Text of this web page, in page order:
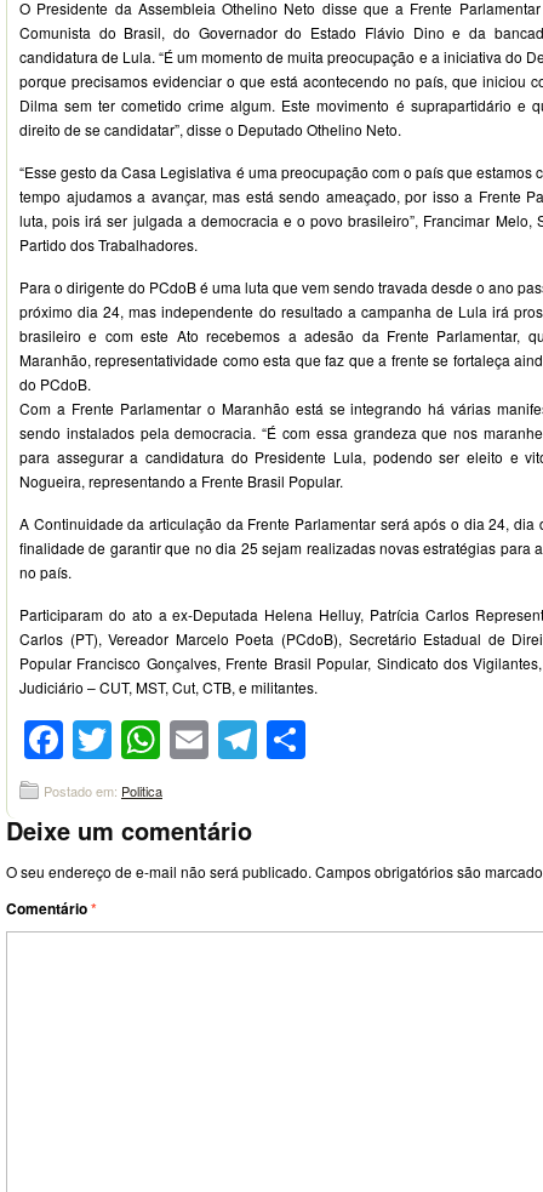
O Presidente da Assembleia Othelino Neto disse que a Frente
Comunista do Brasil, do Governador do Estado Flávio Dino e da
candidatura de Lula. “É um momento de muita preocupação e a iniciativa do
porque precisamos evidenciar o que está acontecendo no país, que iniciou
Dilma sem ter cometido crime algum. Este movimento é suprapartidário e
direito de se candidatar”, disse o Deputado Othelino Neto.
“Esse gesto da Casa Legislativa é uma preocupação com o país que estamos
tempo ajudamos a avançar, mas está sendo ameaçado, por isso a Frente
luta, pois irá ser julgada a democracia e o povo brasileiro”, Francimar Melo,
Partido dos Trabalhadores.
Para o dirigente do PCdoB é uma luta que vem sendo travada desde o ano
próximo dia 24, mas independente do resultado a campanha de Lula irá
brasileiro e com este Ato recebemos a adesão da Frente Parlamentar,
Maranhão, representatividade como esta que faz que a frente se fortaleça
do PCdoB.
Com a Frente Parlamentar o Maranhão está se integrando há várias
sendo instalados pela democracia. “É com essa grandeza que nos
para assegurar a candidatura do Presidente Lula, podendo ser eleito e
Nogueira, representando a Frente Brasil Popular.
A Continuidade da articulação da Frente Parlamentar será após o dia 24,
finalidade de garantir que no dia 25 sejam realizadas novas estratégias para
no país.
Participaram do ato a ex-Deputada Helena Helluy, Patrícia Carlos
Carlos (PT), Vereador Marcelo Poeta (PCdoB), Secretário Estadual de
Popular Francisco Gonçalves, Frente Brasil Popular, Sindicato dos
Judiciário – CUT, MST, Cut, CTB, e militantes.
Facebook
Twitter
WhatsApp
EmailTelegram
Postado em: Politica
Deixe um comentário
O seu endereço de e-mail não será publicado. Campos obrigatórios são
Comentário*